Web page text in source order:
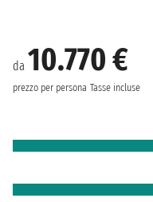
da 10.770 €
prezzo per persona Tasse incluse